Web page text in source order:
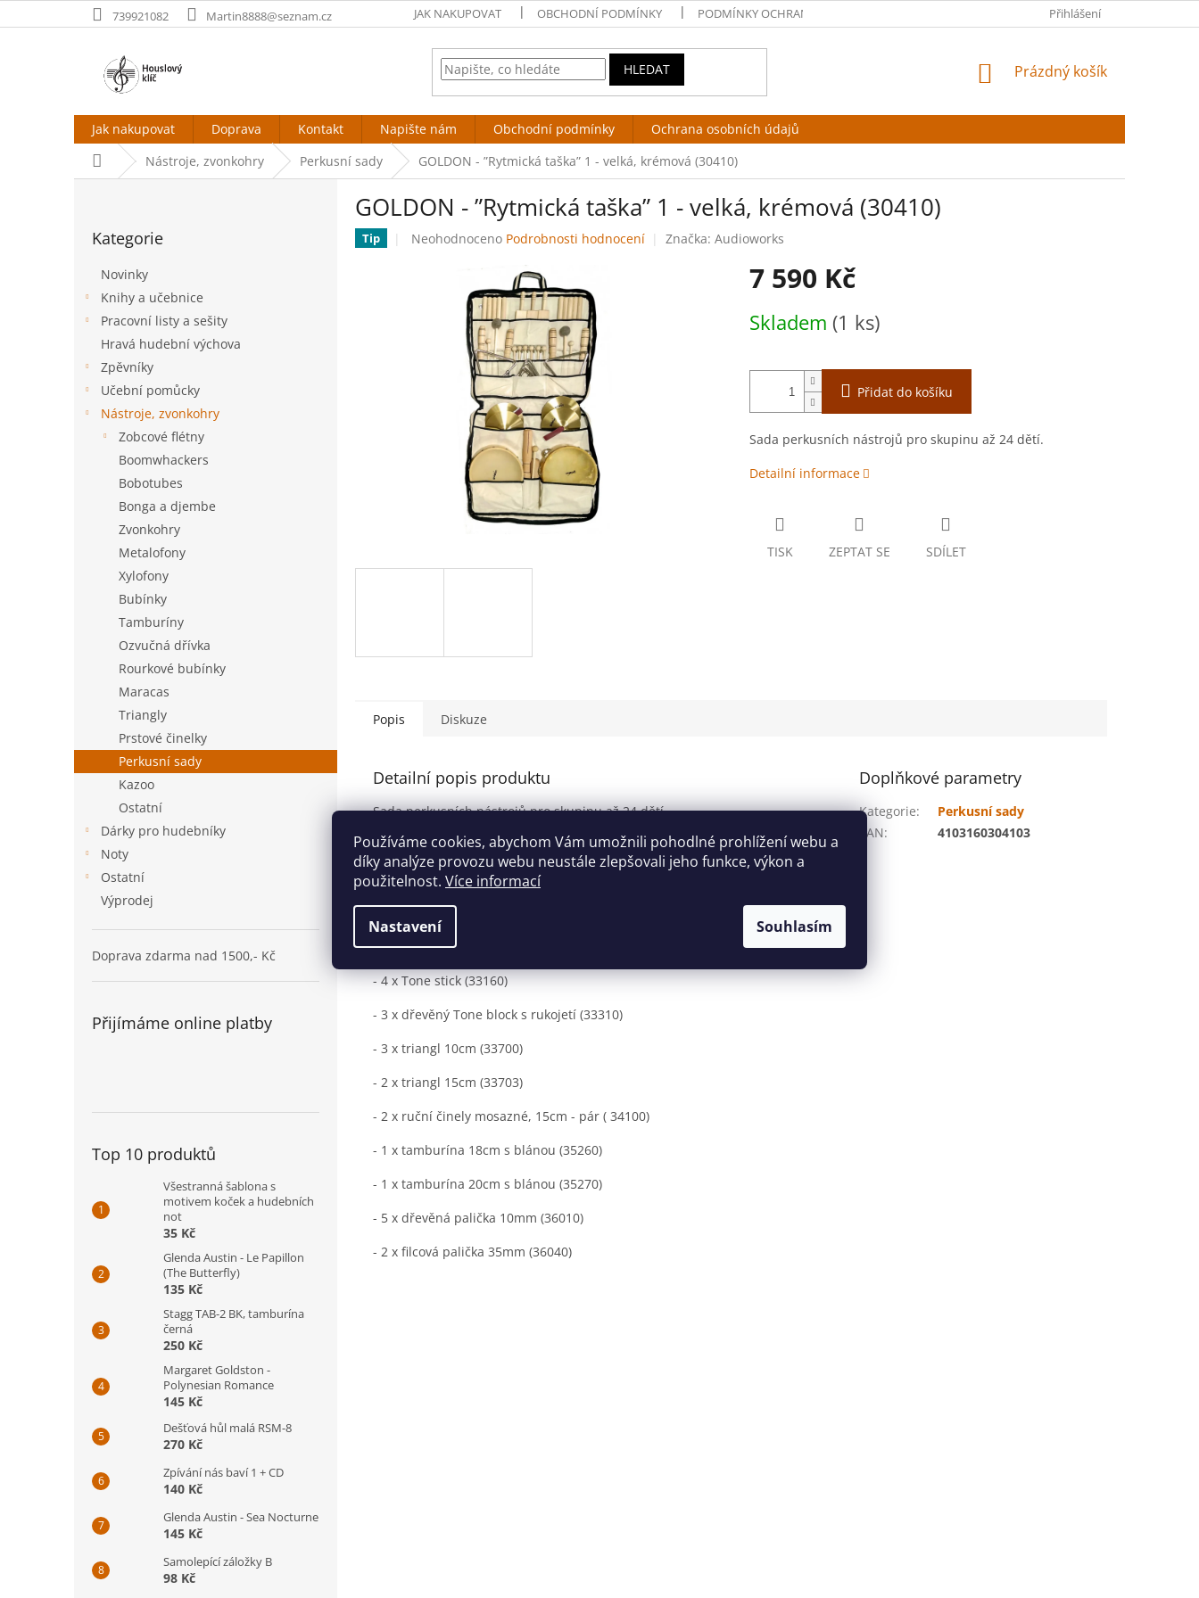
Používáme cookies, abychom Vám umožnili pohodlné prohlížení webu a
díky analýze provozu webu neustále zlepšovali jeho funkce, výkon a
použitelnost. Více informací
Nastavení Souhlasím
na
739921082 Martin8888@seznam.cz JAK NAKUPOVAT OBCHODNÍ PODMÍNKY PODMÍNKY OCHRANY OSOBNÍCH ÚDAJŮ Přihlášení
HLEDAT
NÁKUPNÍ
Prázdný košík
Jak nakupovat Doprava Kontakt Napište nám Obchodní podmínky
Ochrana osobních údajů
Domů Nástroje, zvonkohry Perkusní sady GOLDON - ”Rytmická taška” 1 - velká, krémová (30410)
kategorie
Kategorie
Novinky
Knihy a učebnice
Pracovní listy a sešity
Hravá hudební výchova
Zpěvníky
Učební pomůcky
Nástroje, zvonkohry
Zobcové flétny
Boomwhackers
Bobotubes
Bonga a djembe
Zvonkohry
Metalofony
Xylofony
Bubínky
Tamburíny
Ozvučná dřívka
Rourkové bubínky
Maracas
Triangly
Prstové činelky
Perkusní sady
Kazoo
Ostatní
Dárky pro hudebníky
Noty
Ostatní
Výprodej
Doprava zdarma nad 1500,- Kč
Přijímáme online platby
Top 10 produktů
Všestranná šablona s
motivem koček a hudebních
not
35 Kč
Glenda Austin - Le Papillon
(The Butterfly)
135 Kč
Stagg TAB-2 BK, tamburína
černá
250 Kč
Margaret Goldston -
Polynesian Romance
145 Kč
Dešťová hůl malá RSM-8
270 Kč
Zpívání nás baví 1 + CD
140 Kč
Glenda Austin - Sea Nocturne
145 Kč
Samolepící záložky B
98 Kč
GOLDON - ”Rytmická taška” 1 - velká, krémová (30410)
Tip
Průměrné
hvězdiček.
Neohodnoceno Podrobnosti hodnocení Značka: Audioworks
7 590 Kč
cena:
Skladem (1 ks)
Přidat do košíku
Sada perkusních nástrojů pro skupinu až 24 dětí.
Detailní informace
TISK ZEPTAT SE SDÍLET
Popis Diskuze
Detailní popis produktu
Sada perkusních nástrojů pro skupinu až 24 dětí.
Sada obsahuje:
- 5 x ozvučná dřívka 18 x 200mm - pár (33010)
- 1 x Tone block malý (33100)
- 1 x Tone block velký (33110)
- 4 x Tone stick (33160)
- 3 x dřevěný Tone block s rukojetí (33310)
- 3 x triangl 10cm (33700)
- 2 x triangl 15cm (33703)
- 2 x ruční činely mosazné, 15cm - pár ( 34100)
- 1 x tamburína 18cm s blánou (35260)
- 1 x tamburína 20cm s blánou (35270)
- 5 x dřevěná palička 10mm (36010)
- 2 x filcová palička 35mm (36040)
Doplňkové parametry
Kategorie:
Perkusní sady
EAN: 4103160304103